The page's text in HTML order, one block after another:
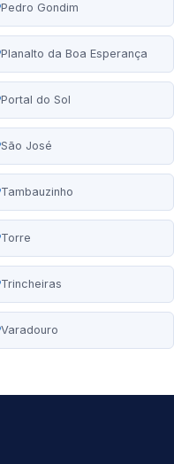
Pedro Gondim
Planalto da Boa Esperança
Portal do Sol
São José
Tambauzinho
Torre
Trincheiras
Varadouro